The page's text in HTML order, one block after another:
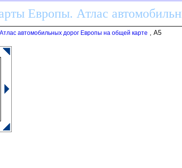
Европы. Атлас
автомобильных дорог Европы на общей карте , A5